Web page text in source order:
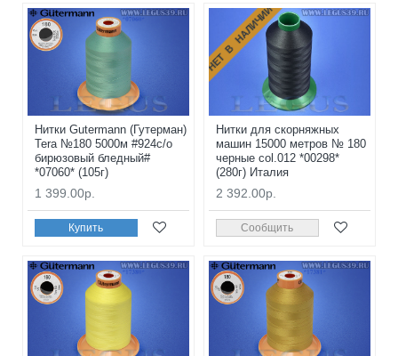
Нитки Gutermann (Гутерман)
Tera №180 5000м #924с/о
бирюзовый бледный#
*07060* (105г)
1 399.00р.
Купить
НЕТ В НАЛИЧИИ
Нитки для скорняжных
машин 15000 метров № 180
черные col.012 *00298*
(280г) Италия
2 392.00р.
Сообщить